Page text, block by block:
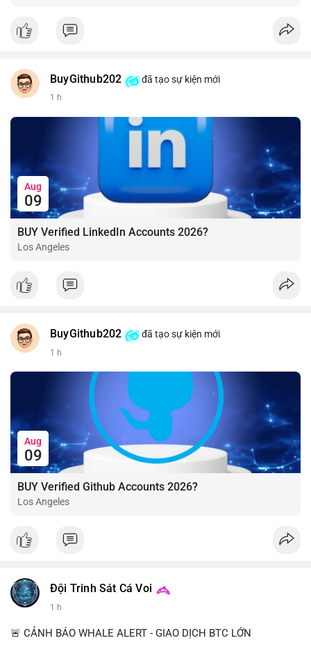
BuyGithub202 đã tạo sự kiện mới
1 h
Aug
09
BUY Verified LinkedIn Accounts 2026?
Los Angeles
BuyGithub202 đã tạo sự kiện mới
1 h
Aug
09
BUY Verified Github Accounts 2026?
Los Angeles
Đội Trinh Sát Cá Voi
1 h
🚨 CẢNH BÁO WHALE ALERT - GIAO DỊCH BTC LỚN